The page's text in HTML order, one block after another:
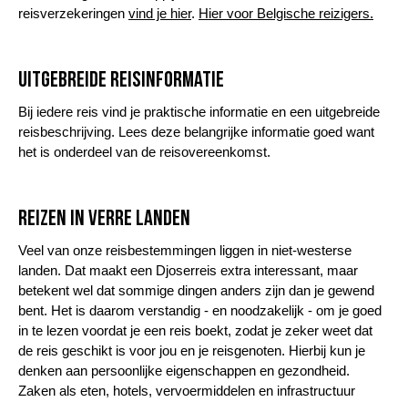
reisverzekeringen vind je hier. Hier voor Belgische reizigers.
Uitgebreide reisinformatie
Bij iedere reis vind je praktische informatie en een uitgebreide
reisbeschrijving. Lees deze belangrijke informatie goed want
het is onderdeel van de reisovereenkomst.
Reizen in verre landen
Veel van onze reisbestemmingen liggen in niet-westerse
landen. Dat maakt een Djoserreis extra interessant, maar
betekent wel dat sommige dingen anders zijn dan je gewend
bent. Het is daarom verstandig - en noodzakelijk - om je goed
in te lezen voordat je een reis boekt, zodat je zeker weet dat
de reis geschikt is voor jou en je reisgenoten. Hierbij kun je
denken aan persoonlijke eigenschappen en gezondheid.
Zaken als eten, hotels, vervoermiddelen en infrastructuur